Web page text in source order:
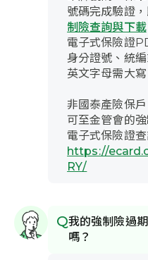
號碼完成驗證
制險查詢與下載
電子式保險證
身分證號、統
英文字母需大寫
非國泰產險保戶
可至金管會的
電子式保險證
https://
RY/
Q我的強制險過
嗎？